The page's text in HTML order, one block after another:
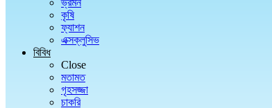
ভ্রমন
কৃষি
ফ্যাশন
এক্সক্লুসিভ
বিবিধ
Close
মতামত
গৃহসজ্জা
চাকরি